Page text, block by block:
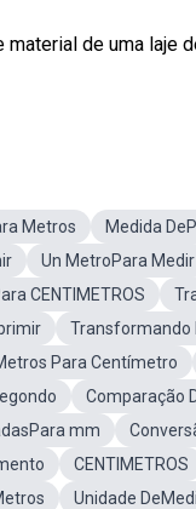
de uma laje
Metros Medida
Un MetroPara Medir
CENTIMETROS
Transformando
Para Centímetro
Comparação
mm
CENTIMETROS
Unidade